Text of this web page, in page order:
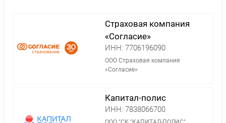
Страховая компания
«Согласие»
ИНН: 7706196090
ООО Страховая компания
«Согласие»
Капитал-полис
ИНН: 7838066700